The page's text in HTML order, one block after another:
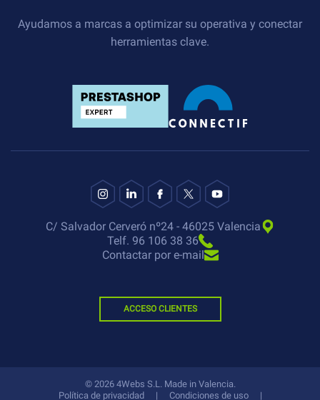
Ayudamos a marcas a optimizar su operativa y conectar
herramientas clave.
C/ Salvador Cerveró nº24 - 46025 Valencia
Telf. 96 106 38 36
Contactar por e-mail
ACCESO CLIENTES
© 2026 4Webs S.L. Made in Valencia.
Política de privacidad
| Condiciones de uso |